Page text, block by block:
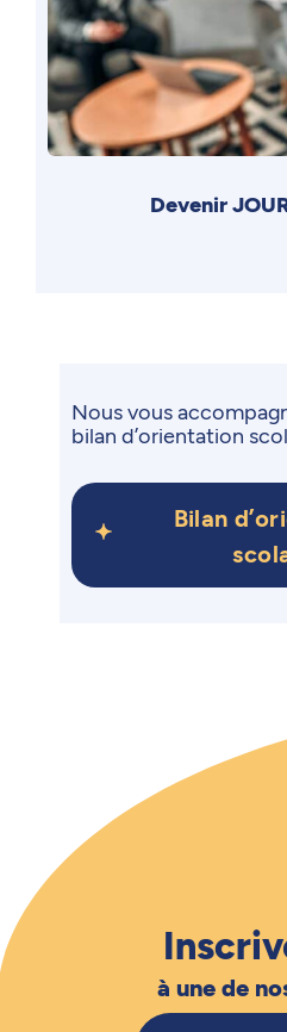
Devenir
Nous vous
bilan d’orientation
Bilan
à une de